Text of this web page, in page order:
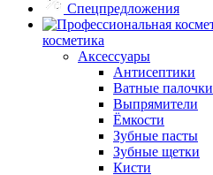
Спецпредложения
косметика
Аксессуары
Антисептики
Ватные палочки
Выпрямители
Ёмкости
Зубные пасты
Зубные щетки
Кисти